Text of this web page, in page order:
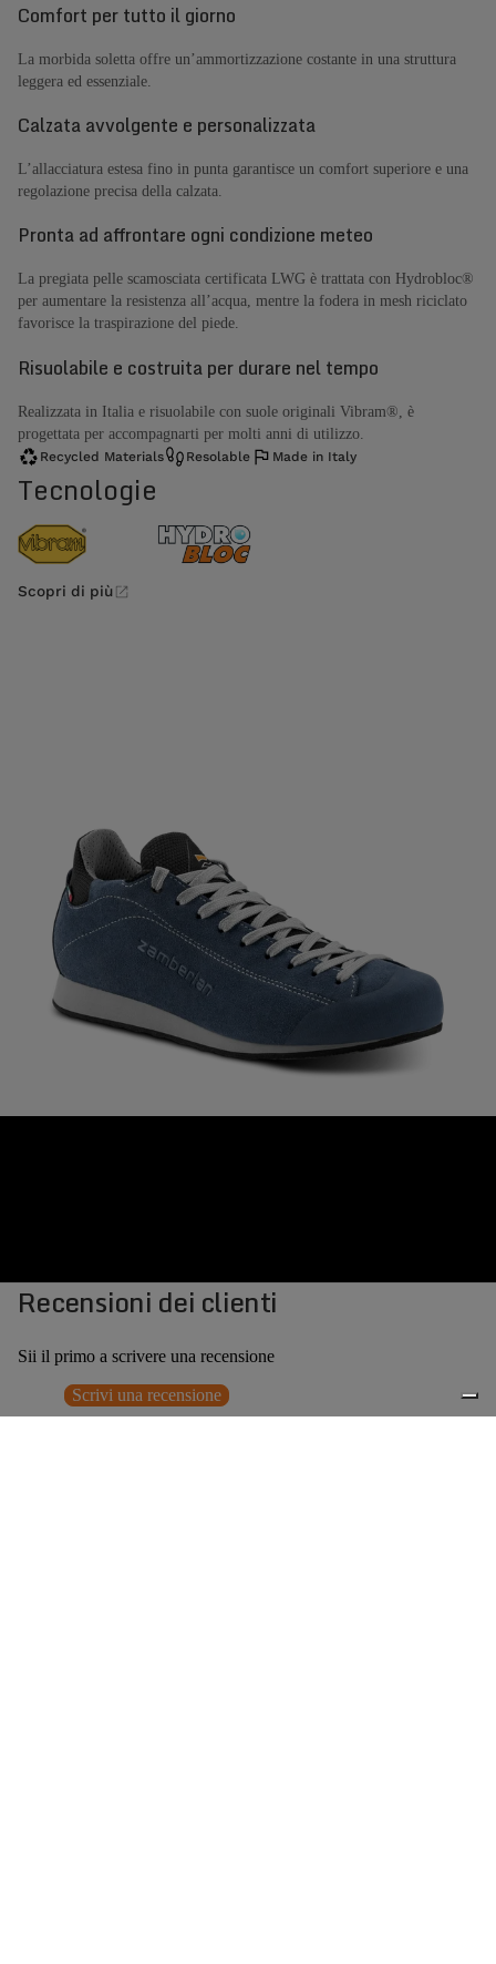
Comfort per tutto il giorno
La morbida soletta offre un’ammortizzazione costante in una struttura
leggera ed essenziale.
Calzata avvolgente e personalizzata
L’allacciatura estesa fino in punta garantisce un comfort superiore e una
regolazione precisa della calzata.
Pronta ad affrontare ogni condizione meteo
La pregiata pelle scamosciata certificata LWG è trattata con Hydrobloc®
per aumentare la resistenza all’acqua, mentre la fodera in mesh riciclato
favorisce la traspirazione del piede.
Risuolabile e costruita per durare nel tempo
Realizzata in Italia e risuolabile con suole originali Vibram®, è
progettata per accompagnarti per molti anni di utilizzo.
Recycled Materials Resolable Made in Italy
Tecnologie
Scopri di più
Recensioni dei clienti
Sii il primo a scrivere una recensione
Scrivi una recensione